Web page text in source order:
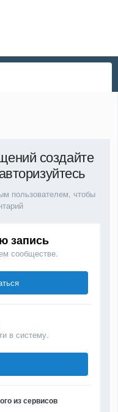
создайте
пользователем, чтобы
запись
сообществе.
в систему.
из сервисов